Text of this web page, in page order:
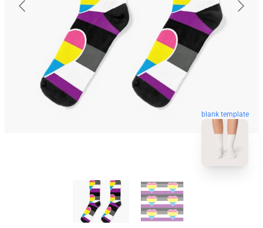
blank template